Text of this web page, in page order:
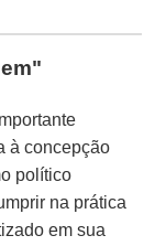
à concepção
político
na prática
em sua